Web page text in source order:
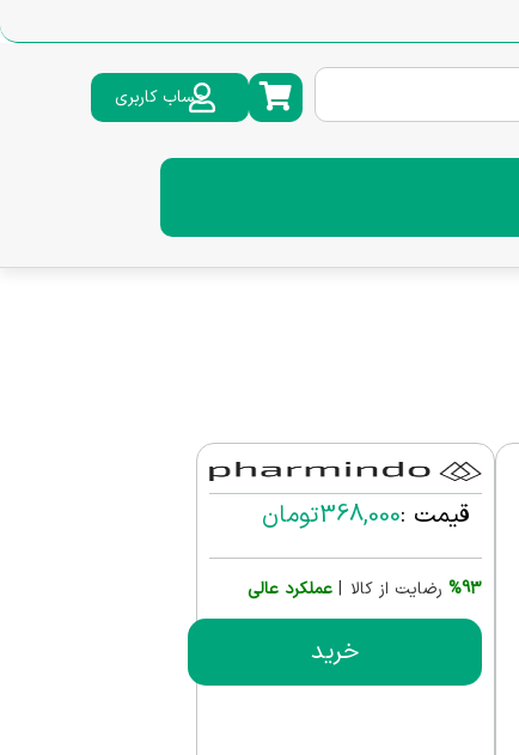
حساب کاربری
قیمت :368,000تومان
%93 رضایت از کالا | عملکرد عالی
خرید